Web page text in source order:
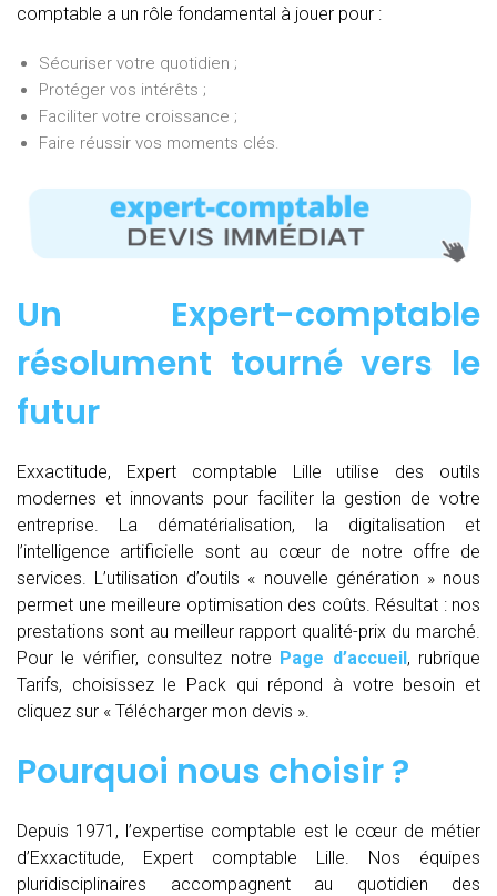
comptable a un rôle fondamental à jouer pour :
Sécuriser votre quotidien ;
Protéger vos intérêts ;
Faciliter votre croissance ;
Faire réussir vos moments clés.
Un Expert-comptable
résolument tourné vers le
futur
Exxactitude, Expert comptable Lille utilise des outils
modernes et innovants pour faciliter la gestion de votre
entreprise. La dématérialisation, la digitalisation et
l’intelligence artificielle sont au cœur de notre offre de
services. L’utilisation d’outils « nouvelle génération » nous
permet une meilleure optimisation des coûts. Résultat : nos
prestations sont au meilleur rapport qualité-prix du marché.
Pour le vérifier, consultez notre Page d’accueil, rubrique
Tarifs, choisissez le Pack qui répond à votre besoin et
cliquez sur « Télécharger mon devis ».
Pourquoi nous choisir ?
Depuis 1971, l’expertise comptable est le cœur de métier
d’Exxactitude, Expert comptable Lille. Nos équipes
pluridisciplinaires accompagnent au quotidien des